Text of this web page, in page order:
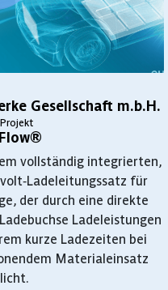
Gesellschaft m.b.H.
vollständig integrierten,
für
der durch eine direkte
Ladeleistungen
kurze Ladezeiten bei
Materialeinsatz